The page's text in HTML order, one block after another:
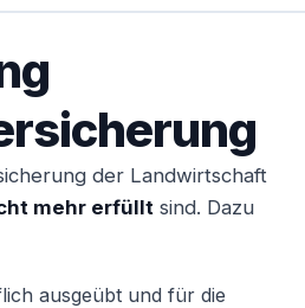
der Landwirtschaft
mehr erfüllt sind. Dazu
ausgeübt und für die